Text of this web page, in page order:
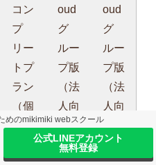
コン
プ
リー
トプ
ラン
（個
人向
oud
グ
ルー
プ版
（法
人向
け）
oud
グ
ルー
プ版
（法
人向
け）
めのmikimiki webスクール
公式LINEアカウント
無料登録